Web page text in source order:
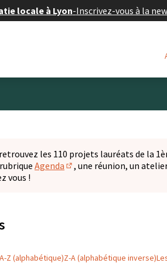
locale à Lyon-Inscrivez-vous à la
les 110 projets lauréats de la
Agenda
(S'ouvre dans un nouvel
, une réunion, un
vous !
A-Z (alphabétique)Z-A (alphabétique inverse)